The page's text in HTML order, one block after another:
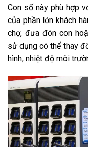
Con số này phù hợp
của phần lớn khách
chợ, đưa đón con
sử dụng có thể thay
hình, nhiệt độ môi